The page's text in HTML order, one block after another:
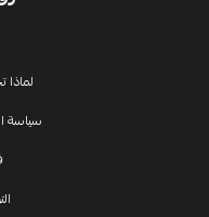
لماذا
سياسة